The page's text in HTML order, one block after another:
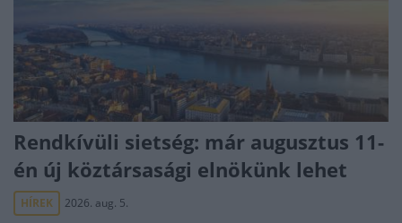
Rendkívüli sietség: már augusztus 11-
én új köztársasági elnökünk lehet
HÍREK 2026. aug. 5.